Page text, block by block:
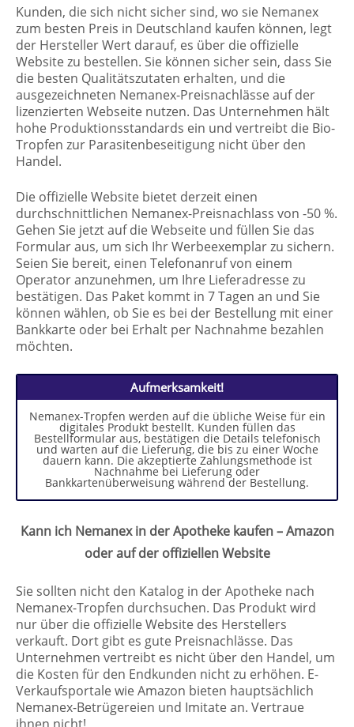
Kunden, die sich nicht sicher sind, wo sie Nemanex
zum besten Preis in Deutschland kaufen können, legt
der Hersteller Wert darauf, es über die offizielle
Website zu bestellen. Sie können sicher sein, dass Sie
die besten Qualitätszutaten erhalten, und die
ausgezeichneten Nemanex-Preisnachlässe auf der
lizenzierten Webseite nutzen. Das Unternehmen hält
hohe Produktionsstandards ein und vertreibt die Bio-
Tropfen zur Parasitenbeseitigung nicht über den
Handel.
Die offizielle Website bietet derzeit einen
durchschnittlichen Nemanex-Preisnachlass von -50 %.
Gehen Sie jetzt auf die Webseite und füllen Sie das
Formular aus, um sich Ihr Werbeexemplar zu sichern.
Seien Sie bereit, einen Telefonanruf von einem
Operator anzunehmen, um Ihre Lieferadresse zu
bestätigen. Das Paket kommt in 7 Tagen an und Sie
können wählen, ob Sie es bei der Bestellung mit einer
Bankkarte oder bei Erhalt per Nachnahme bezahlen
möchten.
Aufmerksamkeit!
Nemanex-Tropfen werden auf die übliche Weise für ein
digitales Produkt bestellt. Kunden füllen das
Bestellformular aus, bestätigen die Details telefonisch
und warten auf die Lieferung, die bis zu einer Woche
dauern kann. Die akzeptierte Zahlungsmethode ist
Nachnahme bei Lieferung oder
Bankkartenüberweisung während der Bestellung.
Kann ich Nemanex in der Apotheke kaufen – Amazon
oder auf der offiziellen Website
Sie sollten nicht den Katalog in der Apotheke nach
Nemanex-Tropfen durchsuchen. Das Produkt wird
nur über die offizielle Website des Herstellers
verkauft. Dort gibt es gute Preisnachlässe. Das
Unternehmen vertreibt es nicht über den Handel, um
die Kosten für den Endkunden nicht zu erhöhen. E-
Verkaufsportale wie Amazon bieten hauptsächlich
Nemanex-Betrügereien und Imitate an. Vertraue
ihnen nicht!